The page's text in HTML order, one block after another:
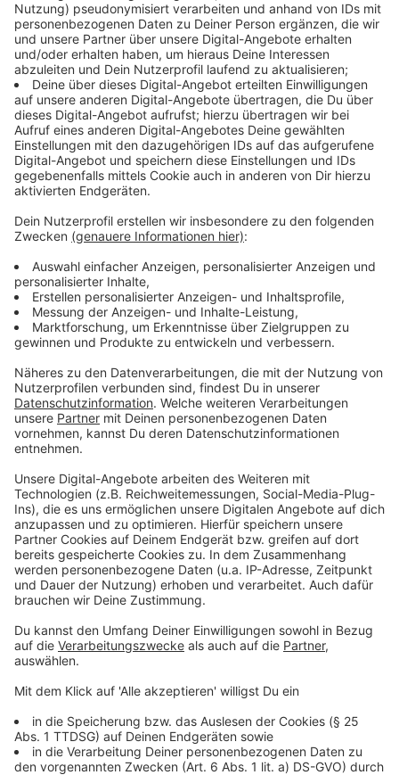
Nicht nur die Profis, sondern auch die Amateur:innen
konnten beim Sparkassen Münsterland Giro
mitmachen. Und zwar beim LeezenCup. Bei den
Anmeldungen gab es in diesem Jahr sogar einen
Rekord: Mit 6.000 Anmeldungen gab es so viele wie
noch nie, sagt Organisator Rainer Bergmann:
Wir hatten 6000 Anmeldungen, so viele wie nie
zuvor. Der Sanitätsbericht sprach von erstaunlich
super war die Stimmung hinterher auch auf dem
Anzeige
Bei der Siegerehrung des LeezenCup gab es
verschiedene Klassen. Unter anderem wurden auch die
drei schnellsten Frauen und die drei schnellsten
Männer des 125km LeezenCup geehrt. Die Schnellste
bei den Frauen war Carmen Burmeister. Auf dem
zweiten Platz landete Anna Lange und Anna Felis
belegte Platz 3. Bei den Männern war Patrick
Altefrohne der Schnellste. Sebastian Merschel
belegte Platz zwei und auf dem dritten Platz landete
Gunnar Goerges.
Anzeige
©ANTENNE MÜNSTER
v.l.n.r.: Anna Lange, Carmen Burmeister, Anna Felis
Anzeige